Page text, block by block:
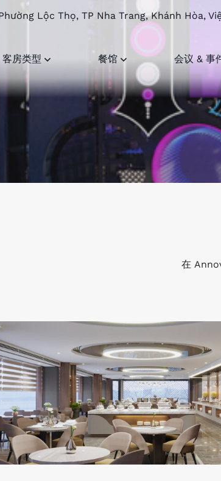
客房类型 餐馆 会议 & 事
Lộc Thọ, TP Nha Trang, Khánh Hòa,
在